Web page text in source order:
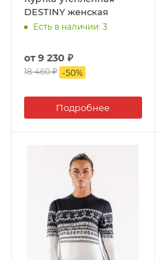
DESTINY женская
Есть в наличии: 3
от9 230 ₽
18 460 ₽ -50%
Подробнее